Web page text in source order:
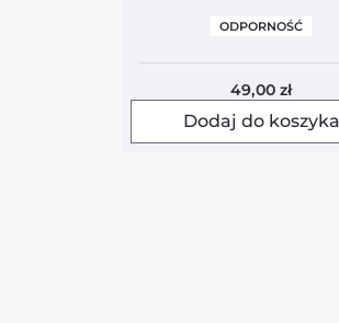
ODPORNOŚĆ
49,00zł
Dodaj do koszyka